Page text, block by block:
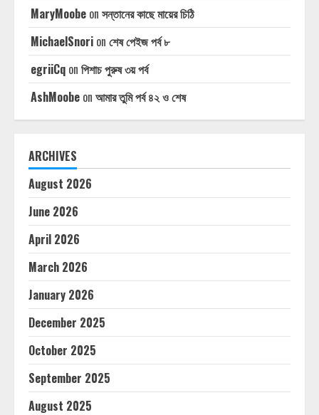
MaryMoobe on সন্তানের কাছে মায়ের চিঠি
MichaelSnori on শেষ পেইজ পর্ব ৮
egriiCq on পিশাচ পুরুষ ৩য় পর্ব
AshMoobe on আমার তুমি পর্ব ৪২ ও শেষ
ARCHIVES
August 2026
June 2026
April 2026
March 2026
January 2026
December 2025
October 2025
September 2025
August 2025